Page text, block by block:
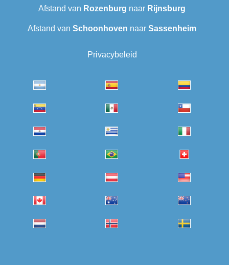
Afstand van Rozenburg naar Rijnsburg
Afstand van Schoonhoven naar Sassenheim
Privacybeleid